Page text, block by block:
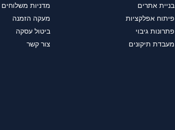
בניית אתרים
פיתוח אפלקציות
פתרונות גיבוי
מעבדת תיקונים
מדניות משלוחים
מעקה הזמנה
ביטול עסקה
צור קשר